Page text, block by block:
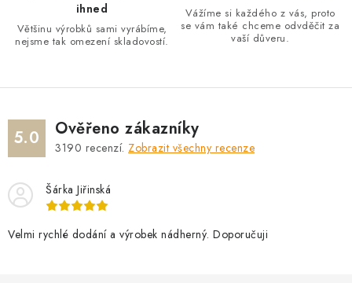
y
p
i
s
u
ihned
Většinu výrobků sami vyrábíme,
nejsme tak omezení skladovostí.
Vážíme si každého z vás, proto
se vám také chceme odvděčit za
vaší důveru.
5.0 Ověřeno zákazníky
3190 recenzí. Zobrazit všechny recenze
Šárka Jiřinská
Velmi rychlé dodání a výrobek nádherný. Doporučuji